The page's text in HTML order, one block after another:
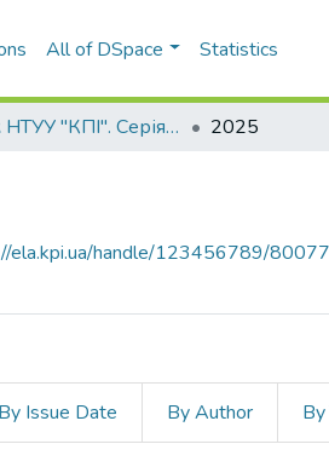
All of DSpace Statistics
Вісник НТУУ "КПІ". Серія Радіотехніка, Радіоапаратобудування 2025
ela.kpi.ua/handle/123456789/80077
By Issue Date By Author